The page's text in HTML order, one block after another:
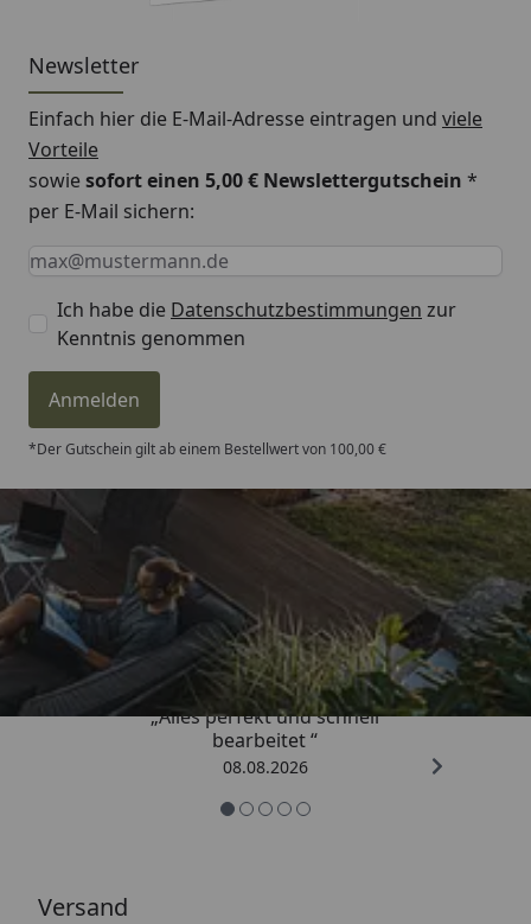
TECHNISCHE BESONDERHEITEN
Hahnausläufe! Mittels der beiden
Lebensmittelechter PE Kunsstoff-Sicherungsringe
sitzt der Auslauf senkrecht fest, hat aber
genügend Spielraum, um sich leicht drehen zu
lassen. Auch die O-Ringe werden weniger
abgenutzt. Das gewährleistet eine hohe
Langlebigkeit Ihrer Armatur.
FIX & LOCK: Eine neue Küchenarmatur
anzubringen kann schnell zum Geduldsspiel
werden. Wir lassen es nicht so weit kommen. Mit
der soliden, diametralen Fixiereinheit ist die
Armatur im Handumdrehen eingebaut.
Versprochen!
CONNECT READY: Unsere Panzerflex-
Anschlussschläuche sind mit 45 cm nicht nur
überdurschnittlich lang, sondern sie haben 3/8"-
Dichtringe in den Anschlussmuttern. Die
Installation ist damit noch einfacher. Alle
Panzerflex-Anschlussschläuche sind DVGW KTW
A1-zertifiziert. Für konstant sauberes Wasser.
Newsletter
Einfach hier die E-Mail-Adresse eintragen und viele
Vorteile
sowiesofort einen 5,00 € Newslettergutschein *
per E-Mail sichern:
Keine Eingabe erforderlich
Eingabe erforderlich
E-Mail *
Ich habe die Datenschutzbestimmungen zur
Kenntnis genommen
Anmelden
*Der Gutschein gilt ab einem Bestellwert von 100,00 €
Trusted Shops
4,81/ 5
„Alles perfekt und schnell
bearbeitet “
08.08.2026
Versand